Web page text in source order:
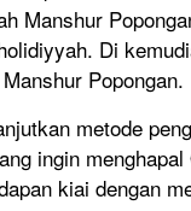
Manshur
Di
Popongan.
metode
ingin
kiai dengan